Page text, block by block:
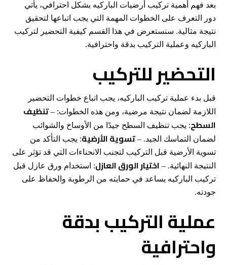
بعد فهم أهمية تركيب أرضيات الباركيه بشكل احترافي، يأتي
دور التعرف على الخطوات المهمة التي يجب اتباعها لتحقيق
نتيجة مثالية. سنستعرض في هذا القسم كيفية التحضير لتركيب
الباركيه وعملية التركيب بدقة واحترافية.
التحضير للتركيب
قبل بدء عملية تركيب الباركيه، يجب اتباع خطوات التحضير
اللازمة لضمان نتيجة مرضية، ومن هذه الخطوات: –تنظيف
السطح: يجب تنظيف السطح جيدًا من الأوساخ والشوائب
لضمان التماسك الجيد. –تسوية الأرضية: يجب التأكد من
تسوية الأرضية قبل التركيب لتجنب الانحناءات التي قد تؤثر على
النتيجة النهائية. – اختيار الورق العازل: استخدام ورق عازل قبل
تركيب الباركيه يساعد في حمايته من الرطوبة والحفاظ على
جودته.
عملية التركيب بدقة
واحترافية